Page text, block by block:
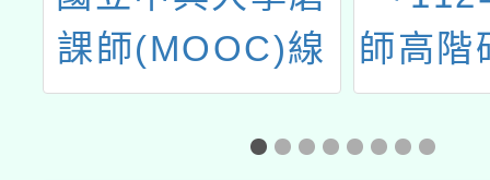
課師(MOOC)線
上課程「畜產品
與它們的產地」
師高階
導向